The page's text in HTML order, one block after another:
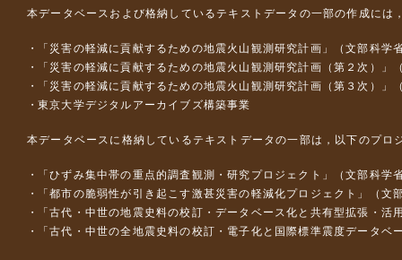
本データベースおよび格納しているテキストデータの一部の作成には
「災害の軽減に貢献するための地震火山観測研究計画」（文部科学
「災害の軽減に貢献するための地震火山観測研究計画（第２次）」
「災害の軽減に貢献するための地震火山観測研究計画（第３次）」
東京大学デジタルアーカイブズ構築事業
本データベースに格納しているテキストデータの一部は，以下のプロ
「ひずみ集中帯の重点的調査観測・研究プロジェクト」（文部科
「都市の脆弱性が引き起こす激甚災害の軽減化プロジェクト」（
「古代・中世の地震史料の校訂・データベース化と共有型拡張・
「古代・中世の全地震史料の校訂・電子化と国際標準震度データ